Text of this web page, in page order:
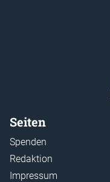
Seiten
Spenden
Redaktion
Impressum